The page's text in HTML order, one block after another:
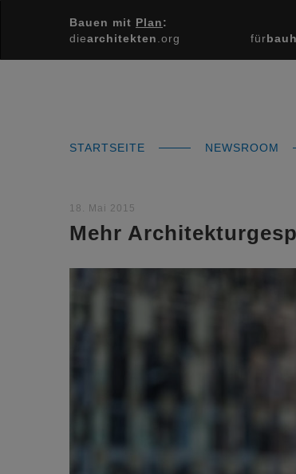
Bauen mit Plan:
diearchitekten .org für
STARTSEITE NEWSROOM
18. Mai 2015
Mehr